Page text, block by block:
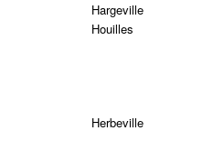
Hargeville
Houilles
Herbeville